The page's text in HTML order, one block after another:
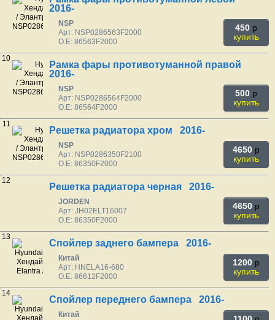
2016-
NSP
Арт: NSP0286563F2000
O.E: 86563F2000
450 p
купить
10
Рамка фары противотуманной правой
2016-
NSP
Арт: NSP0286564F2000
O.E: 86564F2000
500 p
купить
11
Решетка радиатора хром 2016-
NSP
Арт: NSP0286350F2100
O.E: 86350F2000
4650 p
купить
12
Решетка радиатора черная 2016-
JORDEN
Арт: JH02ELT16007
O.E: 86350F2000
4650 p
купить
13
Спойлер заднего бампера 2016-
Китай
Арт: HNELA16-680
O.E: 86612F2000
1200 p
купить
14
Спойлер переднего бампера 2016-
Китай